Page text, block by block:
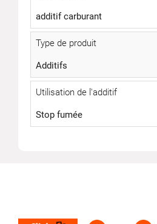
additif carburant
Type de produit
Additifs
Utilisation de l'additif
Stop fumée